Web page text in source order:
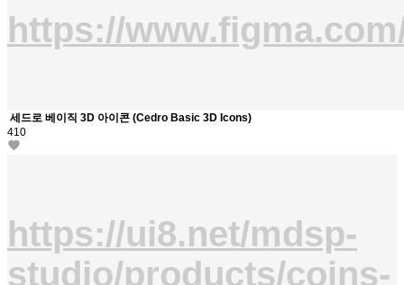
https://
세드로 베이직 3D 아이콘 (Cedro Basic 3D Icons)
410
https://ui8.net/mdsp-
studio/products/coins-